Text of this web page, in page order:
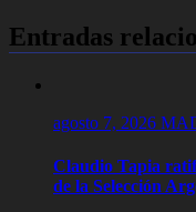
Entradas
agosto 7, 2026
Claudio Tapia
de la Selección